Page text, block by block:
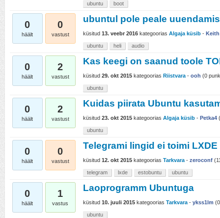
ubuntu boot
0
häält
0
vastust
ubuntul pole peale
küsitud 13. veebr 2016 kategoorias Algaja küsib - Keith
ubuntu heli audio
0
häält
2
vastust
Kas keegi on saanud toole
küsitud 29. okt 2015 kategoorias Riistvara - ooh (0
ubuntu
0
häält
2
vastust
Kuidas piirata Ubuntu
küsitud 23. okt 2015 kategoorias Algaja küsib - Petka4 (
ubuntu
0
häält
0
vastust
Telegrami lingid ei toimi
küsitud 12. okt 2015 kategoorias Tarkvara - zeroconf (
telegram lxde estobuntu ubuntu
0
häält
1
vastus
Laoprogramm Ubuntuga
küsitud 10. juuli 2015 kategoorias Tarkvara - ykss1lm (0
ubuntu